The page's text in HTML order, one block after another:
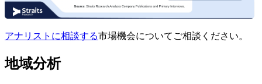
アナリストに相談する市場機会についてご相談ください。
地域分析